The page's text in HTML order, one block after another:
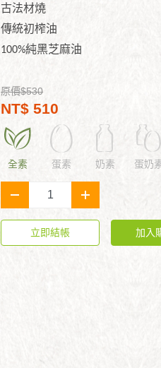
古法材燒
傳統初榨油
100%純黑芝麻油
原價$530
NT$ 510
全素 蛋素 奶素 蛋奶
- +
立即結帳 加入